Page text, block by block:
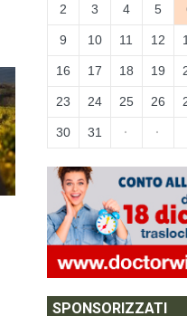
2 3 4 5
9 10 11 12
16 17 18 19
23 24 25 26
30 31 · ·
SPONSORIZZATI